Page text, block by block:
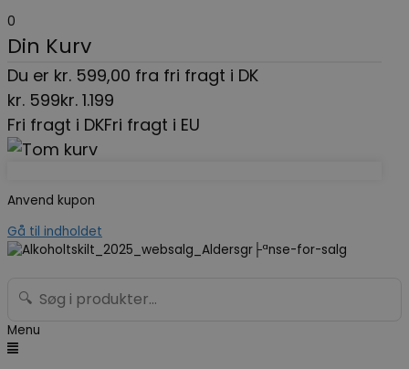
0
Din Kurv
Du er kr. 599,00 fra fri fragt i DK
kr. 599kr. 1.199
Fri fragt i DKFri fragt i EU
Anvend kupon
Gå til indholdet
🔍
Menu